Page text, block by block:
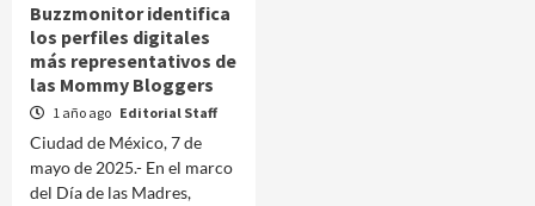
Buzzmonitor identifica
los perfiles digitales
más representativos de
las Mommy Bloggers
1 año ago Editorial Staff
Ciudad de México, 7 de
mayo de 2025.- En el marco
del Día de las Madres,